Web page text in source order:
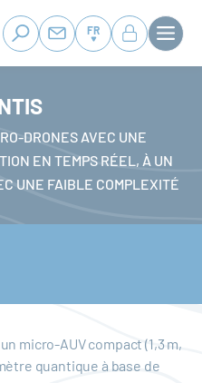
FR
DRONES AVEC UNE
EN TEMPS RÉEL, À UN
UNE FAIBLE COMPLEXITÉ
micro-AUV compact (1,3 m,
quantique à base de